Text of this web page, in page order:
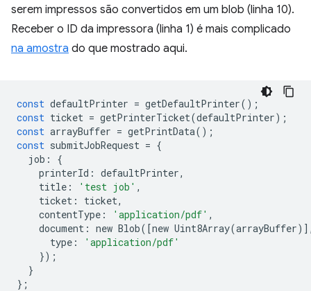
serem impressos são convertidos em um blob (linha 10).
Receber o ID da impressora (linha 1) é mais complicado
na amostra do que mostrado aqui.
const defaultPrinter = getDefaultPrinter();
const ticket = getPrinterTicket(defaultPrinter);
const arrayBuffer = getPrintData();
const submitJobRequest = {
job :
{
printerId : defaultPrinter,
title : 'test job' ,
ticket : ticket,
contentType : 'application/pdf' ,
document : new Blob([new Uint8Array(arrayBuffer
type :
'application/pdf'
});
}
};